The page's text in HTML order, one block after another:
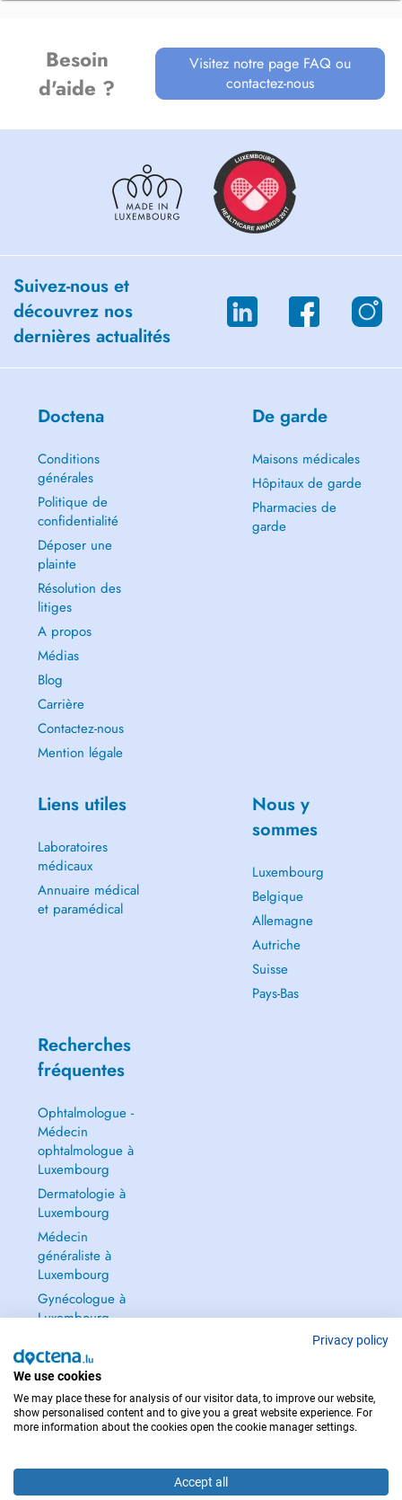
Besoin
d'aide ?
Visitez notre page FAQ ou
contactez-nous
Suivez-nous et
découvrez nos
dernières actualités
Doctena
Conditions
générales
Politique de
confidentialité
Déposer une
plainte
Résolution des
litiges
A propos
Médias
Blog
Carrière
Contactez-nous
Mention légale
De garde
Maisons médicales
Hôpitaux de garde
Pharmacies de
garde
Liens utiles
Laboratoires
médicaux
Annuaire médical
et paramédical
Nous y
sommes
Luxembourg
Belgique
Allemagne
Autriche
Suisse
Pays-Bas
Recherches
fréquentes
Ophtalmologue -
Médecin
ophtalmologue à
Luxembourg
Dermatologie à
Luxembourg
Médecin
généraliste à
Luxembourg
Gynécologue à
Luxembourg
POUR LES URGENCES, CONSULTEZ : 112
Privacy policy
We use cookies
We may place these for analysis of our visitor data, to improve our website,
show personalised content and to give you a great website experience. For
more information about the cookies open the cookie manager settings.
Accept all